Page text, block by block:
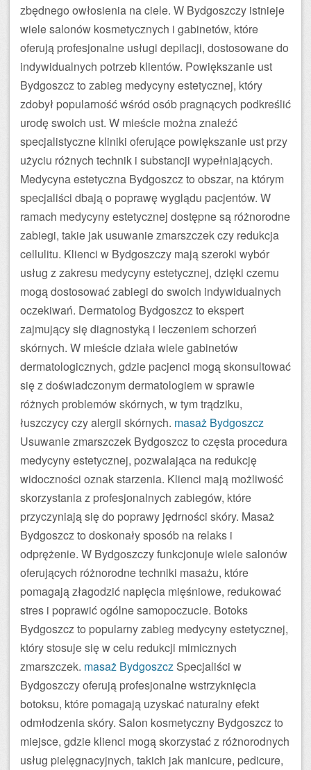
zbędnego owłosienia na ciele. W Bydgoszczy istnieje
wiele salonów kosmetycznych i gabinetów, które
oferują profesjonalne usługi depilacji, dostosowane do
indywidualnych potrzeb klientów. Powiększanie ust
Bydgoszcz to zabieg medycyny estetycznej, który
zdobył popularność wśród osób pragnących podkreślić
urodę swoich ust. W mieście można znaleźć
specjalistyczne kliniki oferujące powiększanie ust przy
użyciu różnych technik i substancji wypełniających.
Medycyna estetyczna Bydgoszcz to obszar, na którym
specjaliści dbają o poprawę wyglądu pacjentów. W
ramach medycyny estetycznej dostępne są różnorodne
zabiegi, takie jak usuwanie zmarszczek czy redukcja
cellulitu. Klienci w Bydgoszczy mają szeroki wybór
usług z zakresu medycyny estetycznej, dzięki czemu
mogą dostosować zabiegi do swoich indywidualnych
oczekiwań. Dermatolog Bydgoszcz to ekspert
zajmujący się diagnostyką i leczeniem schorzeń
skórnych. W mieście działa wiele gabinetów
dermatologicznych, gdzie pacjenci mogą skonsultować
się z doświadczonym dermatologiem w sprawie
różnych problemów skórnych, w tym trądziku,
łuszczycy czy alergii skórnych. masaż Bydgoszcz
Usuwanie zmarszczek Bydgoszcz to częsta procedura
medycyny estetycznej, pozwalająca na redukcję
widoczności oznak starzenia. Klienci mają możliwość
skorzystania z profesjonalnych zabiegów, które
przyczyniają się do poprawy jędrności skóry. Masaż
Bydgoszcz to doskonały sposób na relaks i
odprężenie. W Bydgoszczy funkcjonuje wiele salonów
oferujących różnorodne techniki masażu, które
pomagają złagodzić napięcia mięśniowe, redukować
stres i poprawić ogólne samopoczucie. Botoks
Bydgoszcz to popularny zabieg medycyny estetycznej,
który stosuje się w celu redukcji mimicznych
zmarszczek. masaż Bydgoszcz Specjaliści w
Bydgoszczy oferują profesjonalne wstrzyknięcia
botoksu, które pomagają uzyskać naturalny efekt
odmłodzenia skóry. Salon kosmetyczny Bydgoszcz to
miejsce, gdzie klienci mogą skorzystać z różnorodnych
usług pielęgnacyjnych, takich jak manicure, pedicure,